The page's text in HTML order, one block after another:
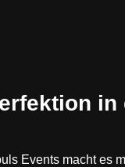
Events macht es